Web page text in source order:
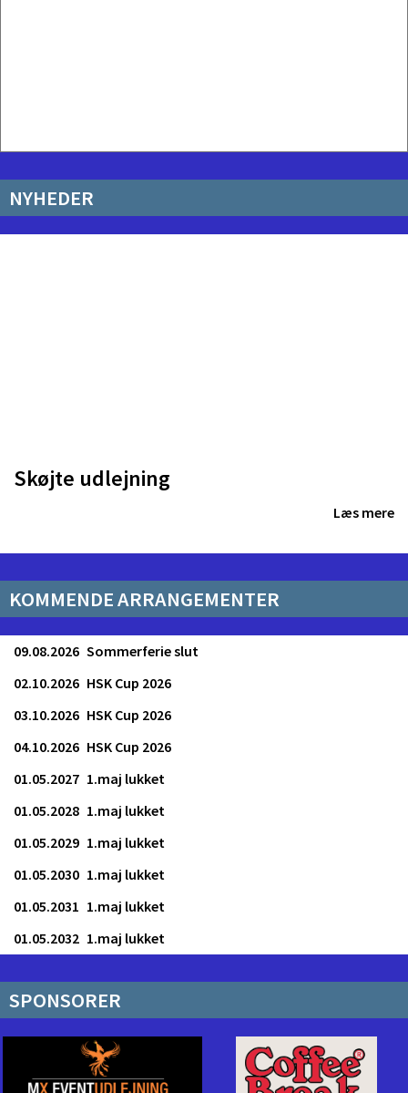
NYHEDER
Skøjte udlejning
Læs mere
KOMMENDE ARRANGEMENTER
Sommerferie slut
09.08.2026
HSK Cup 2026
02.10.2026
HSK Cup 2026
03.10.2026
HSK Cup 2026
04.10.2026
1.maj lukket
01.05.2027
1.maj lukket
01.05.2028
1.maj lukket
01.05.2029
1.maj lukket
01.05.2030
1.maj lukket
01.05.2031
1.maj lukket
01.05.2032
SPONSORER